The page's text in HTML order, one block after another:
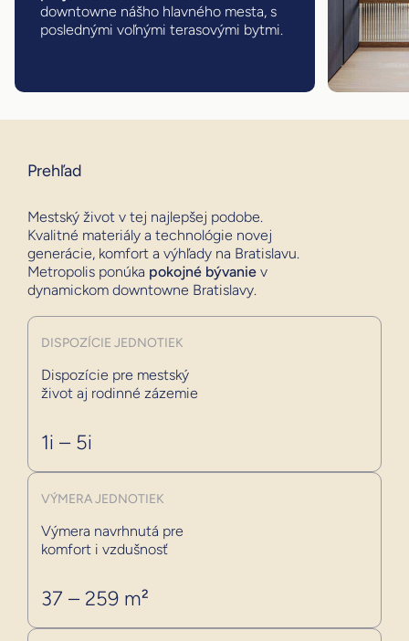
downtowne nášho hlavného mesta, s
poslednými voľnými terasovými bytmi.
Prehľad
Mestský život v tej najlepšej podobe.
Kvalitné materiály a technológie novej
generácie, komfort a výhľady na Bratislavu.
Metropolis ponúka pokojné bývanie v
dynamickom downtowne Bratislavy.
DISPOZÍCIE JEDNOTIEK
Dispozície pre mestský
život aj rodinné zázemie
1i – 5i
VÝMERA JEDNOTIEK
Výmera navrhnutá pre
komfort i vzdušnosť
37 – 259 m²